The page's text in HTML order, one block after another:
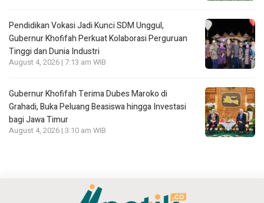
Pendidikan Vokasi Jadi Kunci SDM Unggul,
Gubernur Khofifah Perkuat Kolaborasi Perguruan
Tinggi dan Dunia Industri
August 4, 2026 | 7:13 am WIB
Gubernur Khofifah Terima Dubes Maroko di
Grahadi, Buka Peluang Beasiswa hingga Investasi
bagi Jawa Timur
August 4, 2026 | 3:10 am WIB